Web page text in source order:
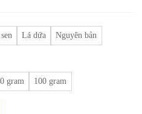
Lá dứa
Nguyên bản
gram 100 gram